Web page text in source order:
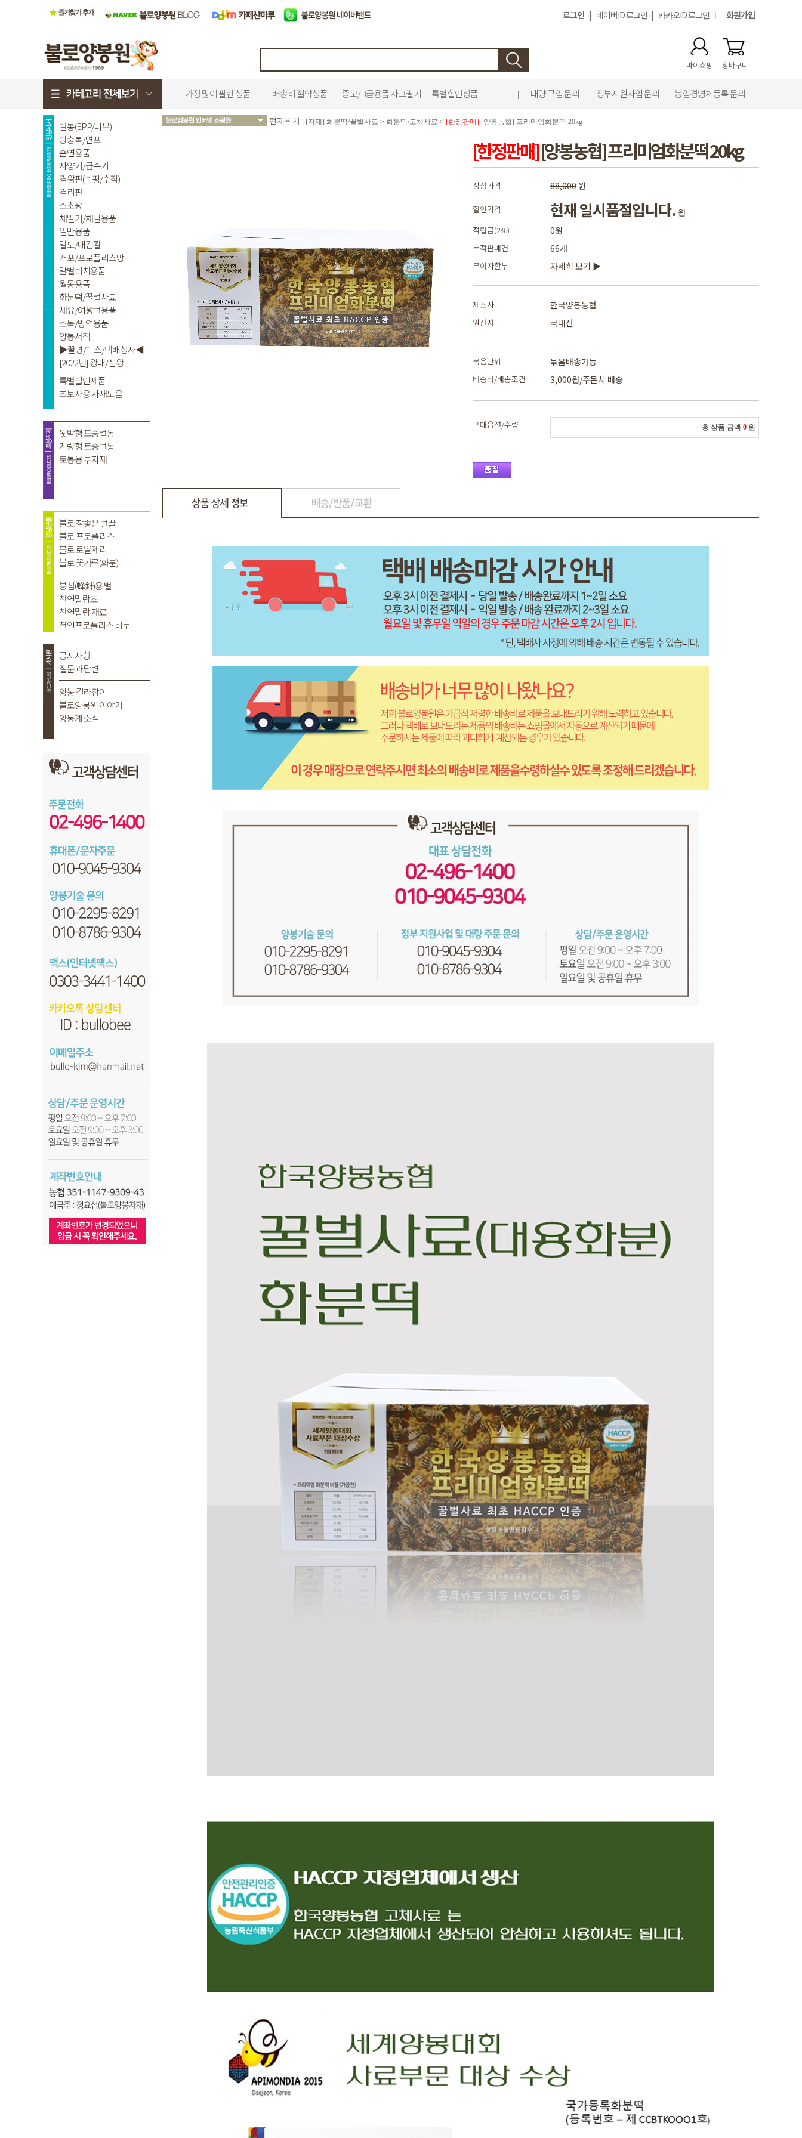
로그인 | 네이버ID 로그인 | 카카오ID 로그인 회원가입
마이쇼핑 장바구니
가장 많이 팔린 상품 배송비 절약상품 중고/B급용품 사고팔기 특별할인상품 | 대량 구입 문의 정부지원사업 문의 농업경영체등록 문의
현재위치 : [자재] 화분떡/꿀벌사료 > 화분떡/고체사료 > [한정판매] [양봉농협] 프리미엄화분떡 20kg
[한정판매][양봉농협] 프리미엄화분떡 20kg
정상가격 88,000 원
할인가격 현재 일시품절입니다. 원
적립금(2%) 0원
누적판매건 66개
무이자할부 자세히 보기 ▶
제조사 한국양봉농협
원산지 국내산
묶음단위 묶음배송가능
배송비/배송조건 3,000원/주문시 배송
구매옵션/수량 총 상품 금액 0 원